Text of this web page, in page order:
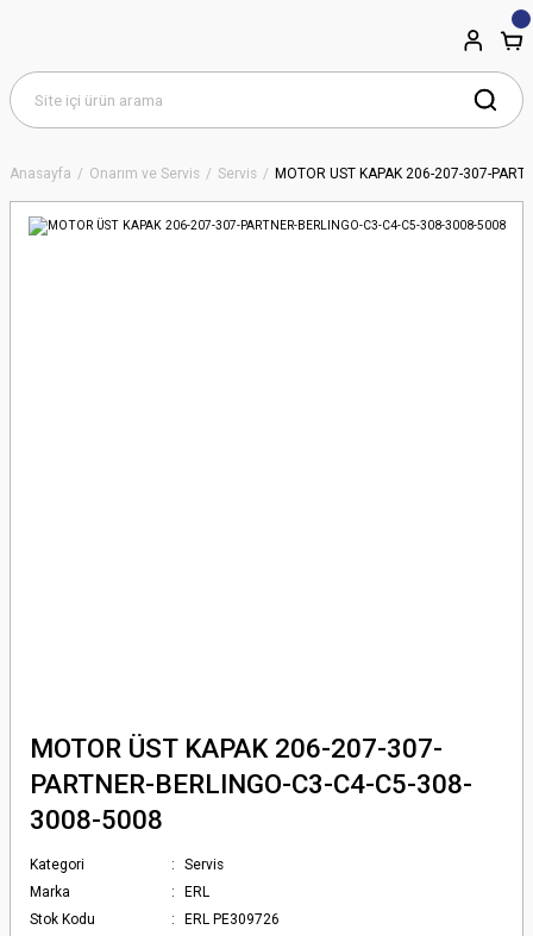
Anasayfa Onarım ve Servis Servis MOTOR ÜST KAPAK 206-207-307-
MOTOR ÜST KAPAK 206-207-307-
PARTNER-BERLINGO-C3-C4-C5-308-
3008-5008
Kategori
Servis
Marka
ERL
Stok Kodu
ERL PE309726